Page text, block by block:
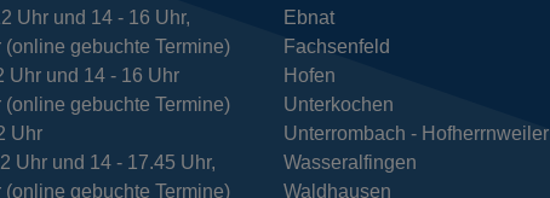
Uhr und 14 - 16 Uhr,
(online gebuchte Termine)
Uhr und 14 - 16 Uhr
(online gebuchte Termine)
Uhr
Uhr und 14 - 17.45 Uhr,
(online gebuchte Termine)
Ebnat
Fachsenfeld
Hofen
Unterkochen
Unterrombach - Hofherrnweiler
Wasseralfingen
Waldhausen